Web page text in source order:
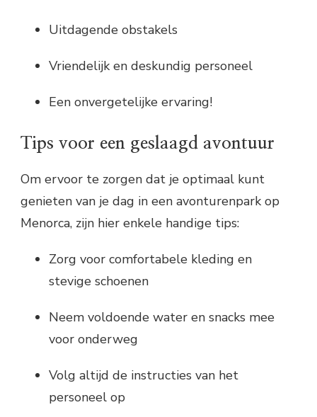
Uitdagende obstakels
Vriendelijk en deskundig personeel
Een onvergetelijke ervaring!
Tips voor een geslaagd avontuur
Om ervoor te zorgen dat je optimaal kunt
genieten van je dag in een avonturenpark op
Menorca, zijn hier enkele handige tips:
Zorg voor comfortabele kleding en
stevige schoenen
Neem voldoende water en snacks mee
voor onderweg
Volg altijd de instructies van het
personeel op